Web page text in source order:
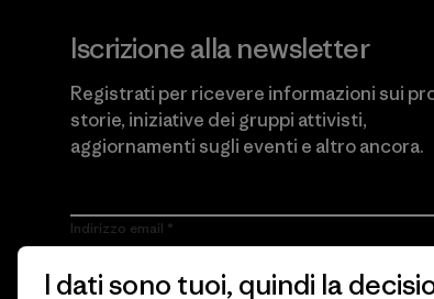
Iscrizione alla newsletter
Registrati per ricevere informazioni sui
storie, iniziative dei gruppi attivisti,
aggiornamenti sugli eventi e altro ancora.
Indirizzo email
Cliccando sul pulsante Iscriviti, accetto che Patagonia
I dati sono tuoi, quindi la